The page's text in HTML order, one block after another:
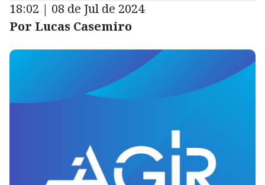
18:02 | 08 de Jul de 2024
Por Lucas Casemiro